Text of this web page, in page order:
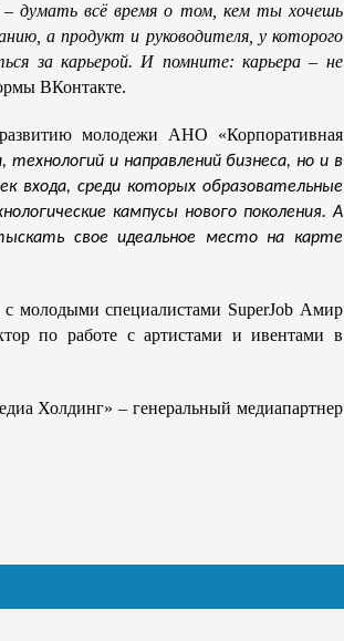
думать всё время о том, кем ты хочешь
а продукт и руководителя, у которого
за карьерой. И помните: карьера – не
ВКонтакте.
молодежи АНО «Корпоративная
и направлений бизнеса, но и в
входа, среди которых образовательные
кампусы нового поколения. А
свое идеальное место на карте
с молодыми специалистами SuperJob Амир
по работе с артистами и ивентами в
Холдинг» – генеральный медиапартнер